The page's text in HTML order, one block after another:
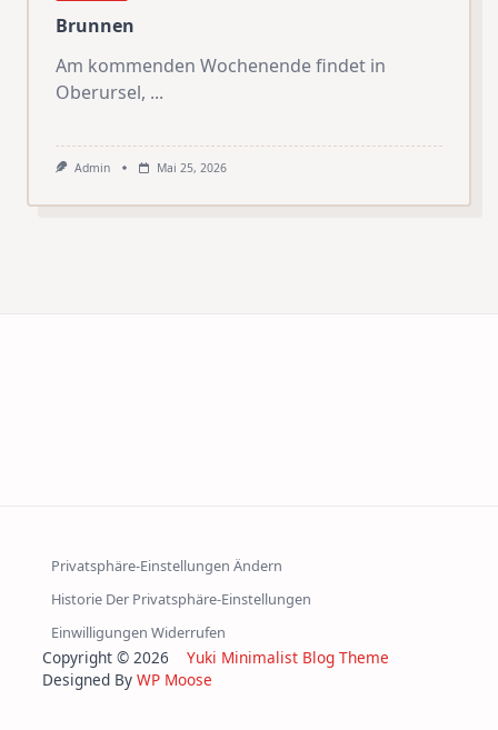
Brunnen
Am kommenden Wochenende findet in
Oberursel, ...
Admin Mai 25, 2026
Privatsphäre-Einstellungen Ändern
Historie Der Privatsphäre-Einstellungen
Einwilligungen Widerrufen
Copyright © 2026 Yuki Minimalist Blog Theme
Designed By WP Moose